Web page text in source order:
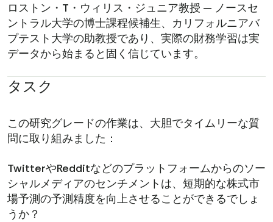
ロストン・T・ウィリス・ジュニア教授 — ノースセ
ントラル大学の博士課程候補生、カリフォルニアバ
プテスト大学の助教授であり、実際の財務学習は実
データから始まると固く信じています。
タスク
この研究グレードの作業は、大胆でタイムリーな質
問に取り組みました：
TwitterやRedditなどのプラットフォームからのソー
シャルメディアのセンチメントは、短期的な株式市
場予測の予測精度を向上させることができるでしょ
うか？